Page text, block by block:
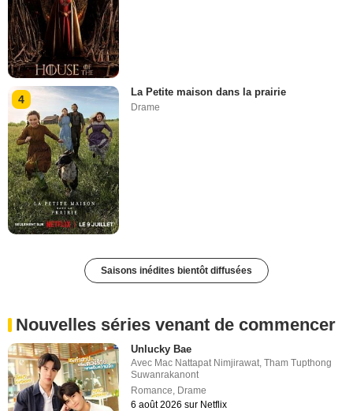
4
La Petite maison dans la prairie
Drame
Saisons inédites bientôt diffusées
Nouvelles séries venant de commencer
Unlucky Bae
Avec Mac Nattapat Nimjirawat,Tham Tupthong
Suwanrakanont
Romance, Drame
6 août 2026 sur Netflix